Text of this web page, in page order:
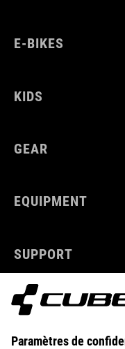
E-BIKES
KIDS
GEAR
EQUIPMENT
SUPPORT
ÜBER UNS